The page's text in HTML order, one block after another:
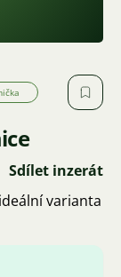
Sdílet inzerát
varianta